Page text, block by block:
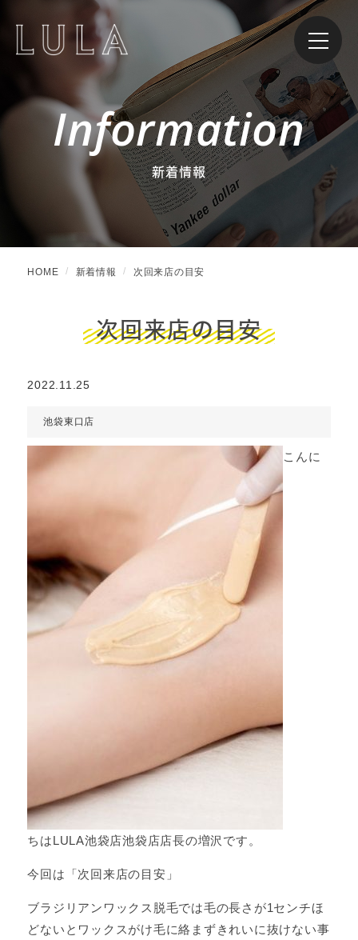
Information
新着情報
HOME 新着情報 次回来店の目安
次回来店の目安
2022.11.25
池袋東口店
こんに
ちはLULA池袋店池袋店店長の増沢です。
今回は「次回来店の目安」
ブラジリアンワックス脱毛では毛の長さが1センチほ
どないとワックスがけ毛に絡まずきれいに抜けない事